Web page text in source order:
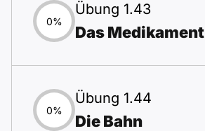
0%
Übung 1.43
Das Medikament
0%
Übung 1.44
Die Bahn